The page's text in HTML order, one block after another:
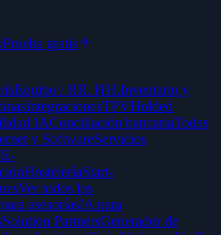
Prueba gratis
Equipo / RR. HH.Inventario y
IntegracionesTPVHolded
IAConciliación bancariaTodas
y SoftwareServicios
E-
HosteleríaStart-
Ver todos los
asesoríasIA para
Solution PartnersGenerador de